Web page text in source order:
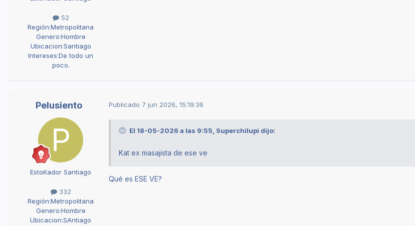
52
Región:Metropolitana
Genero:Hombre
Ubicacion:Santiago
Intereses:De todo un
poco.
Pelusiento
EstoKador Santiago
332
Región:Metropolitana
Genero:Hombre
Ubicacion:SAntiago
Publicado 7 jun 2026, 15:19:36
El 18-05-2026 a las 9:55, Superchilupi dijo:
Kat ex masajista de ese ve
Qué es ESE VE?